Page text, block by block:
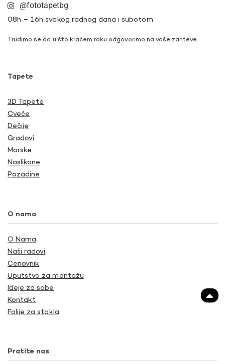
@fototapetbg
08h – 16h svakog radnog dana i subotom
Trudimo se da u što kraćem roku odgovorimo na vaše zahteve.
Tapete
3D Tapete
Cveće
Dečije
Gradovi
Morske
Naslikane
Pozadine
O nama
O Nama
Naši radovi
Cenovnik
Uputstvo za montažu
Ideje za sobe
Kontakt
Folije za stakla
Pratite nas